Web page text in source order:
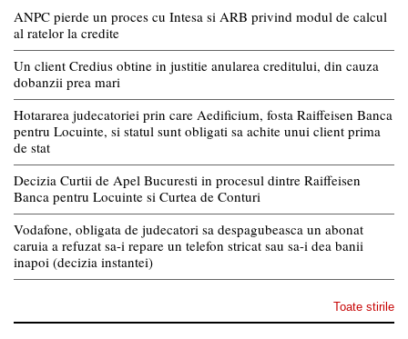
ANPC pierde un proces cu Intesa si ARB privind modul de calcul
al ratelor la credite
Un client Credius obtine in justitie anularea creditului, din cauza
dobanzii prea mari
Hotararea judecatoriei prin care Aedificium, fosta Raiffeisen Banca
pentru Locuinte, si statul sunt obligati sa achite unui client prima
de stat
Decizia Curtii de Apel Bucuresti in procesul dintre Raiffeisen
Banca pentru Locuinte si Curtea de Conturi
Vodafone, obligata de judecatori sa despagubeasca un abonat
caruia a refuzat sa-i repare un telefon stricat sau sa-i dea banii
inapoi (decizia instantei)
Toate stirile